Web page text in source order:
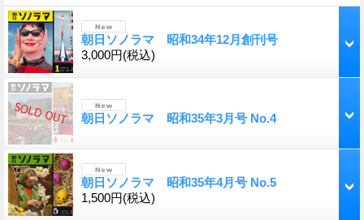
朝日ソノラマ 昭和34年12月創刊号
3,000円(税込)
朝日ソノラマ 昭和35年3月号 No.4
朝日ソノラマ 昭和35年4月号 No.5
1,500円(税込)